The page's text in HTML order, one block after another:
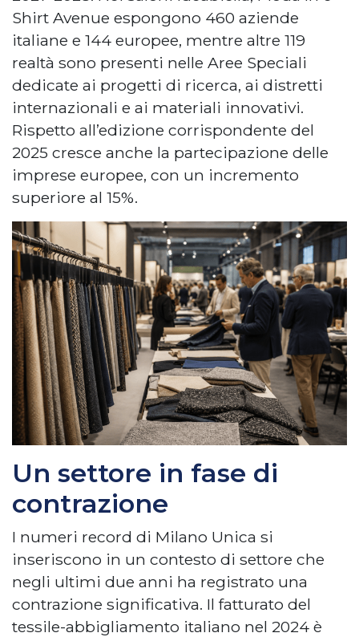
Shirt Avenue espongono 460 aziende
italiane e 144 europee, mentre altre 119
realtà sono presenti nelle Aree Speciali
dedicate ai progetti di ricerca, ai distretti
internazionali e ai materiali innovativi.
Rispetto all’edizione corrispondente del
2025 cresce anche la partecipazione delle
imprese europee, con un incremento
superiore al 15%.
Un settore in fase di
contrazione
I numeri record di Milano Unica si
inseriscono in un contesto di settore che
negli ultimi due anni ha registrato una
contrazione significativa. Il fatturato del
tessile-abbigliamento italiano nel 2024 è